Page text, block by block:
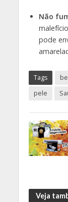
Não
pode
Tags
pele
Veja